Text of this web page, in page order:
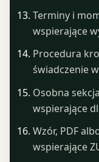
Terminy i
wspierające
Procedura
świadczenie
Osobna
wspierające
Wzór, PDF
wspierające